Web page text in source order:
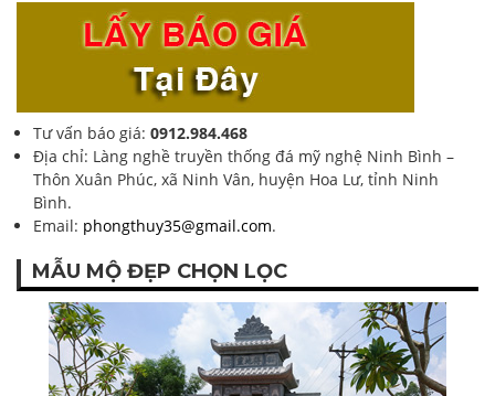
Tư vấn báo giá: 0912.984.468
Địa chỉ: Làng nghề truyền thống đá mỹ nghệ Ninh Bình –
Thôn Xuân Phúc, xã Ninh Vân, huyện Hoa Lư, tỉnh Ninh
Bình.
Email: phongthuy35@gmail.com.
MẪU MỘ ĐẸP CHỌN LỌC